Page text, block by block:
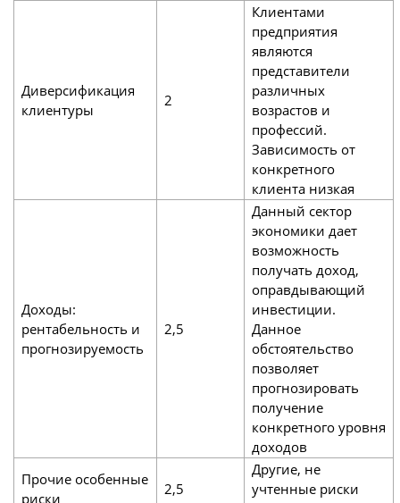
Диверсификация
клиентуры
2
Клиентами
предприятия
являются
представители
различных
возрастов и
профессий.
Зависимость от
конкретного
клиента низкая
Доходы:
рентабельность и
прогнозируемость
2,5
Данный сектор
экономики дает
возможность
получать доход,
оправдывающий
инвестиции.
Данное
обстоятельство
позволяет
прогнозировать
получение
конкретного уровня
доходов
Прочие особенные
риски
2,5
Другие, не
учтенные риски